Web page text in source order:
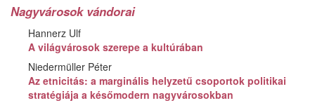
Nagyvárosok vándorai
Hannerz Ulf
A világvárosok szerepe a kultúrában
Niedermüller Péter
Az etnicitás: a marginális helyzetű csoportok politikai
stratégiája a későmodern nagyvárosokban